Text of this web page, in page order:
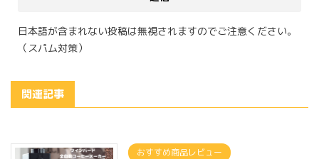
日本語が含まれない投稿は無視されますのでご注意ください。
（スパム対策）
関連記事
おすすめ商品レビュー